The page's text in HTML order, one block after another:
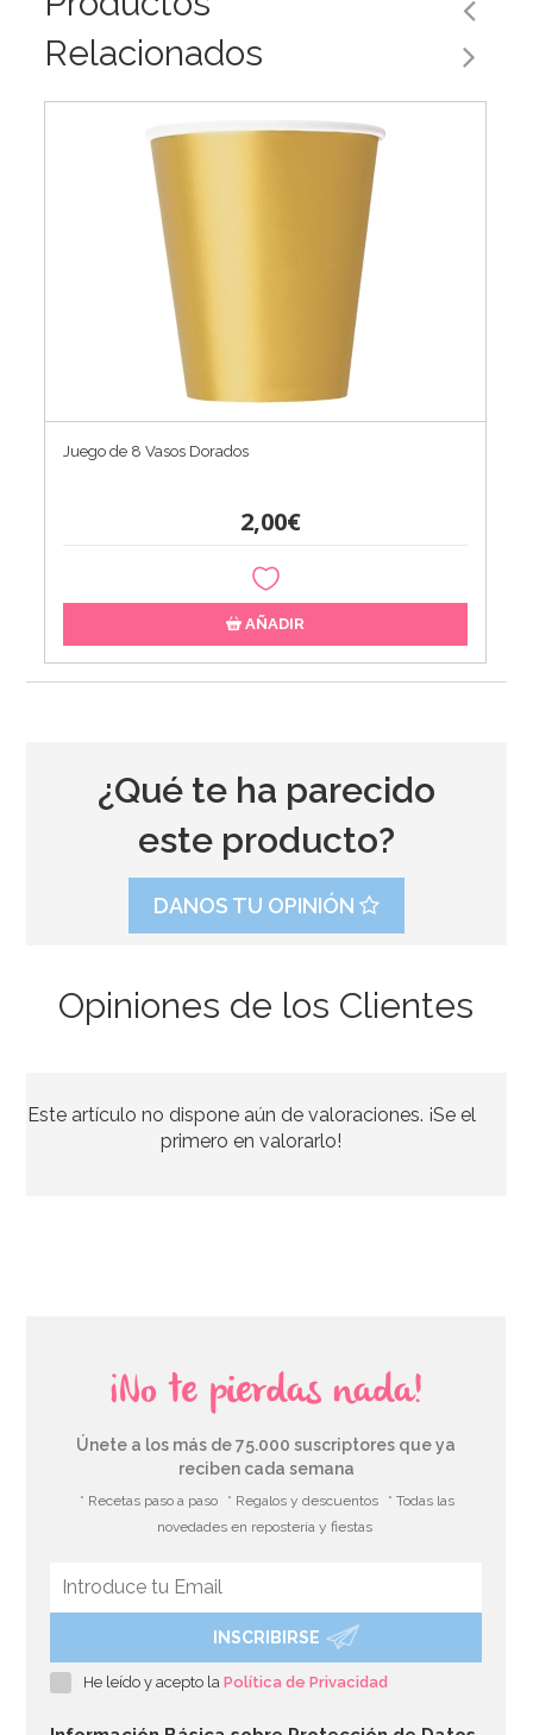
Relacionados
Juego de 8 Vasos Dorados
2,00€
AÑADIR
1,50€
Juego de 5 globos Confeti azul pastel
¿Qué te ha parecido
este producto?
DANOS TU OPINIÓN
Opiniones de los Clientes
Este artículo no dispone aún de valoraciones. ¡Se el
primero en valorarlo!
¡No te pierdas nada!
Únete a los más de 75.000 suscriptores que ya
reciben cada semana
* Recetas paso a paso * Regalos y descuentos
* Todas las
novedades en repostería y fiestas
INSCRIBIRSE
He leído y acepto laPolítica de Privacidad